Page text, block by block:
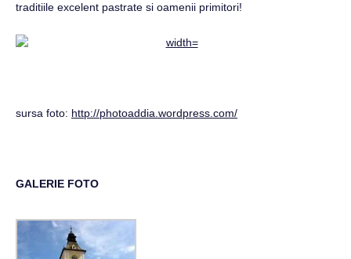
traditiile excelent pastrate si oamenii primitori!
sursa foto: http://photoaddia.wordpress.com/
GALERIE FOTO